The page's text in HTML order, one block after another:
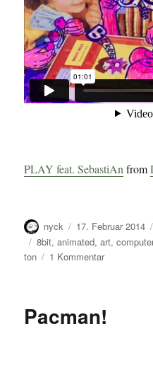
PLAY feat. SebastiAn from
Autor
nyck
Veröffentlicht
am
17. Februar 2014
Schlagwörter
8bit,animated,art,
ton
1 Kommentarzu
mit
Pacman!